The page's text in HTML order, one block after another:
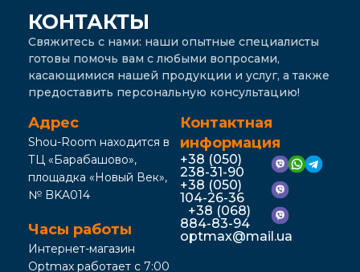
КОНТАКТЫ
Свяжитесь с нами: наши опытные специалисты
готовы помочь вам с любыми вопросами,
касающимися нашей продукции и услуг, а также
предоставить персональную консультацию!
Адрес
Shou-Room находится в
ТЦ «Барабашово»,
площадка «Новый Век»,
№ BKA014
Часы работы
Интернет-магазин
Optmax работает с 7:00
Контактная
информация
+38 (050)
238-31-90
+38 (050)
104-26-36
+38 (068)
884-83-94
optmax@mail.ua